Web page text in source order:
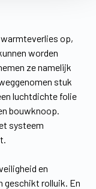
op,
worden
ze namelijk
stuk
luchtdichte folie
bouwknoop.
systeem
en
geschikt rolluik. En